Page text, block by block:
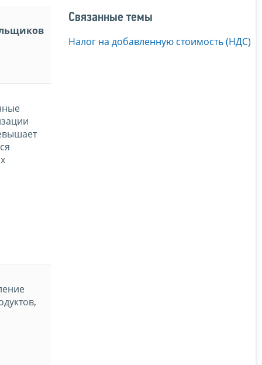
Связанные темы
Налог на добавленную стоимость (НДС)